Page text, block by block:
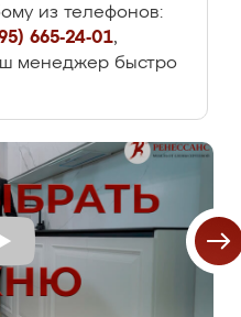
из телефонов:
665-24-01,
менеджер быстро